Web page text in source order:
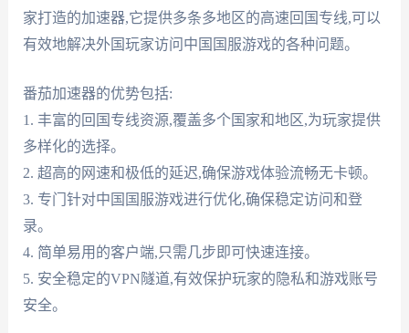
家打造的加速器,它提供多条多地区的高速回国专线,可以
有效地解决外国玩家访问中国国服游戏的各种问题。
番茄加速器的优势包括:
1. 丰富的回国专线资源,覆盖多个国家和地区,为玩家提供
多样化的选择。
2. 超高的网速和极低的延迟,确保游戏体验流畅无卡顿。
3. 专门针对中国国服游戏进行优化,确保稳定访问和登
录。
4. 简单易用的客户端,只需几步即可快速连接。
5. 安全稳定的VPN隧道,有效保护玩家的隐私和游戏账号
安全。